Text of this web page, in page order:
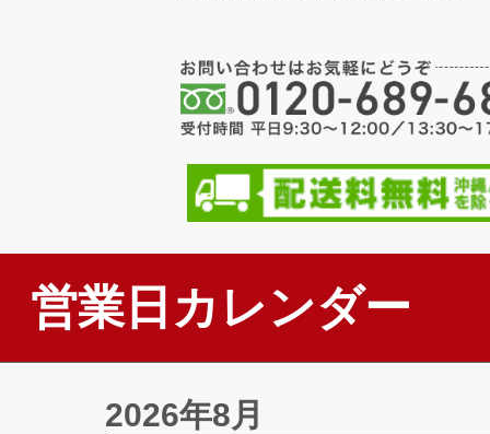
営業日カレンダー
2026年8月